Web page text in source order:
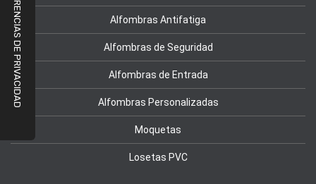
Alfombras Antifatiga
Alfombras de Seguridad
Alfombras de Entrada
Alfombras Personalizadas
Moquetas
Losetas PVC